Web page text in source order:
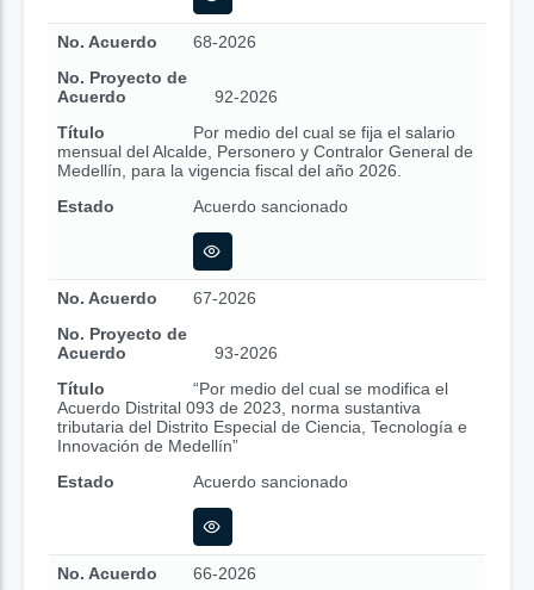
No. Acuerdo
68-2026
No. Proyecto de
Acuerdo
92-2026
Título
Por medio del cual se fija el salario
mensual del Alcalde, Personero y Contralor General de
Medellín, para la vigencia fiscal del año 2026.
Estado
Acuerdo sancionado
No. Acuerdo
67-2026
No. Proyecto de
Acuerdo
93-2026
Título
“Por medio del cual se modifica el
Acuerdo Distrital 093 de 2023, norma sustantiva
tributaria del Distrito Especial de Ciencia, Tecnología e
Innovación de Medellín”
Estado
Acuerdo sancionado
No. Acuerdo
66-2026